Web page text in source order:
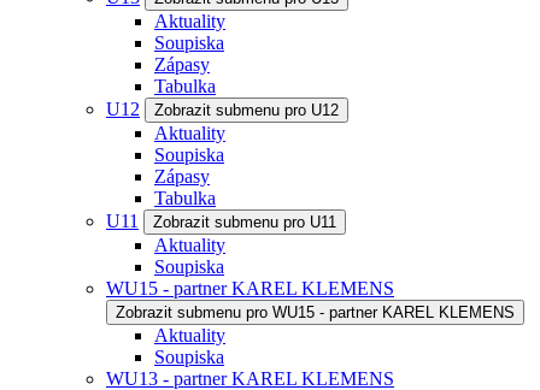
Aktuality
Soupiska
Zápasy
Tabulka
U12
Zobrazit submenu pro U12
Aktuality
Soupiska
Zápasy
Tabulka
U11
Zobrazit submenu pro U11
Aktuality
Soupiska
WU15 - partner KAREL KLEMENS
Zobrazit submenu pro WU15 - partner KAREL KLEMENS
Aktuality
Soupiska
WU13 - partner KAREL KLEMENS